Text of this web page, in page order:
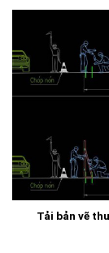
Tải bản vẽ